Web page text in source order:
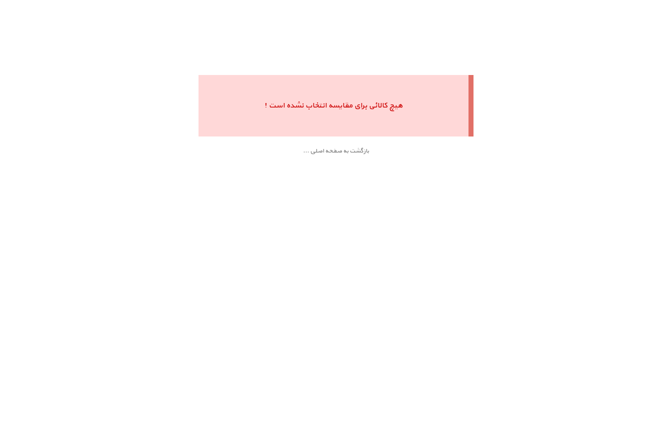
هیچ کالائی برای مقایسه انتخاب نشده است !
بازگشت به صفحه اصلی ...